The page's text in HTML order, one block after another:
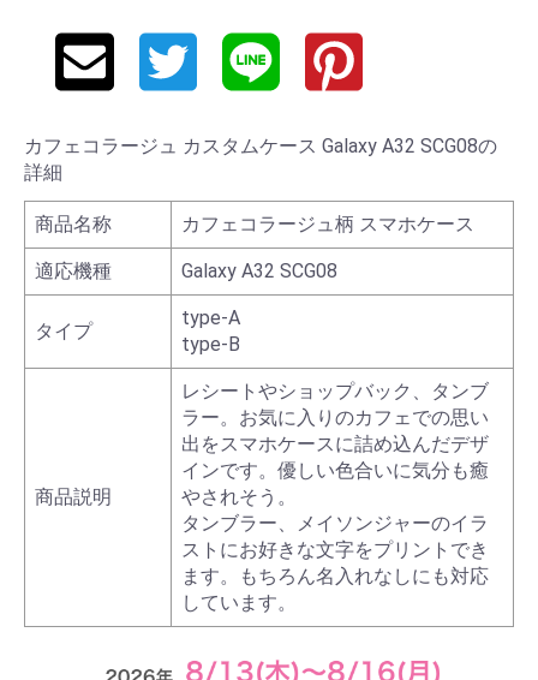
カフェコラージュ カスタムケース Galaxy A32 SCG08の
詳細
商品名称 カフェコラージュ柄 スマホケース
適応機種 Galaxy A32 SCG08
タイプ
type-A
type-B
商品説明
レシートやショップバック、タンブ
ラー。お気に入りのカフェでの思い
出をスマホケースに詰め込んだデザ
インです。優しい色合いに気分も癒
やされそう。
タンブラー、メイソンジャーのイラ
ストにお好きな文字をプリントでき
ます。もちろん名入れなしにも対応
しています。